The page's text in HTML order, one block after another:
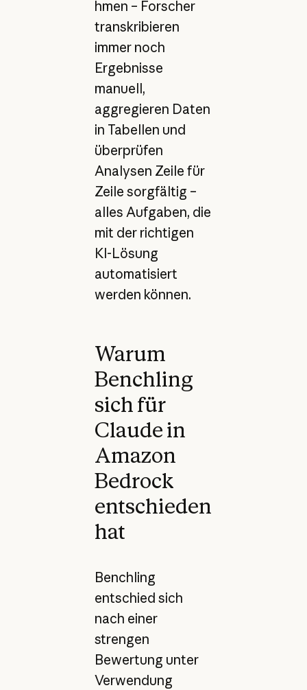
hmen – Forscher
transkribieren
immer noch
Ergebnisse
manuell,
aggregieren Daten
in Tabellen und
überprüfen
Analysen Zeile für
Zeile sorgfältig –
alles Aufgaben, die
mit der richtigen
KI-Lösung
automatisiert
werden können.
Warum
Benchling
sich für
Claude in
Amazon
Bedrock
entschieden
hat
Benchling
entschied sich
nach einer
strengen
Bewertung unter
Verwendung